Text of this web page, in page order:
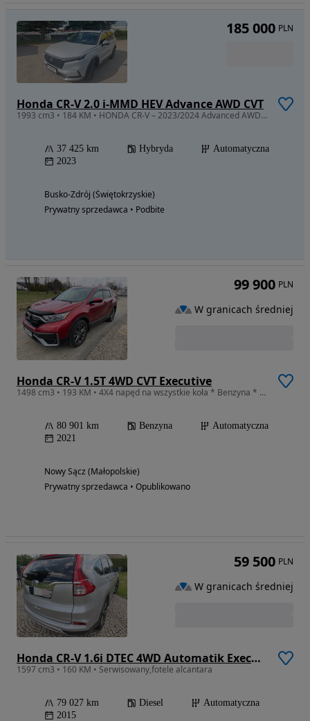
Honda CR-V 2.0 i-MMD HEV Advance AWD CVT
1993 cm3 • 184 KM • HONDA CR-V – 2023/2024 Advanced AWD max wersja 4x4 , 1 wł.salon Polska
37 425 km Hybryda
Automatyczna
2023
Busko-Zdrój (Świętokrzyskie)
Prywatny sprzedawca • Podbite
185 000 PLN
Honda CR-V 1.5T 4WD CVT Executive
1498 cm3 • 193 KM • 4X4 napęd na wszystkie koła * Benzyna * Panorama * TOP * Kamera cofani
80 901 km Benzyna
Automatyczna
2021
Nowy Sącz (Małopolskie)
Prywatny sprzedawca • Opublikowano
99 900 PLN
W granicach średniej
Honda CR-V 1.6i DTEC 4WD Automatik Executive
1597 cm3 • 160 KM • Serwisowany,fotele alcantara
79 027 km Diesel
Automatyczna
2015
59 500 PLN
W granicach średniej